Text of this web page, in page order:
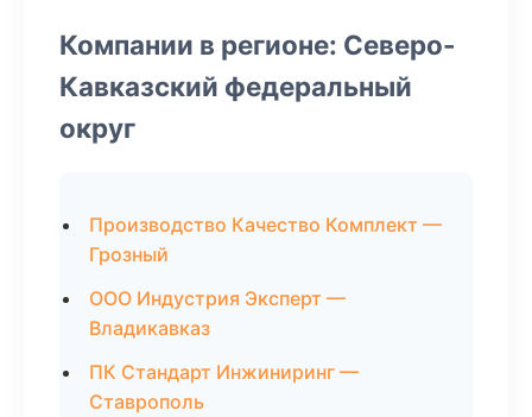
Компании в регионе: Северо-
Кавказский федеральный
округ
Производство Качество Комплект —
Грозный
ООО Индустрия Эксперт —
Владикавказ
ПК Стандарт Инжиниринг —
Ставрополь